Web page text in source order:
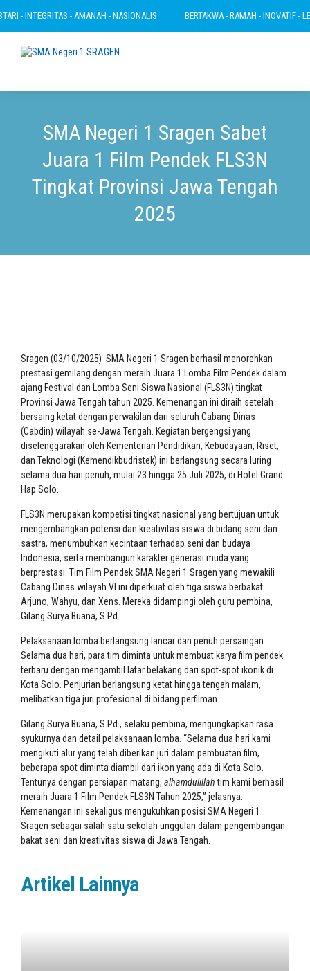
- INTEGRITAS - AMANAH - NASIONALIS BERTAKWA - RAMAH - INOVATIF -
SMA Negeri 1 Sragen Sabet
Juara 1 Film Pendek FLS3N
Tingkat Provinsi Jawa Tengah
2025
Sragen (03/10/2025) SMA Negeri 1 Sragen berhasil menorehkan
prestasi gemilang dengan meraih Juara 1 Lomba Film Pendek dalam
ajang Festival dan Lomba Seni Siswa Nasional (FLS3N) tingkat
Provinsi Jawa Tengah tahun 2025. Kemenangan ini diraih setelah
bersaing ketat dengan perwakilan dari seluruh Cabang Dinas
(Cabdin) wilayah se-Jawa Tengah. Kegiatan bergengsi yang
diselenggarakan oleh Kementerian Pendidikan, Kebudayaan, Riset,
dan Teknologi (Kemendikbudristek) ini berlangsung secara luring
selama dua hari penuh, mulai 23 hingga 25 Juli 2025, di Hotel Grand
Hap Solo.
FLS3N merupakan kompetisi tingkat nasional yang bertujuan untuk
mengembangkan potensi dan kreativitas siswa di bidang seni dan
sastra, menumbuhkan kecintaan terhadap seni dan budaya
Indonesia, serta membangun karakter generasi muda yang
berprestasi. Tim Film Pendek SMA Negeri 1 Sragen yang mewakili
Cabang Dinas wilayah VI ini diperkuat oleh tiga siswa berbakat:
Arjuno, Wahyu, dan Xens. Mereka didampingi oleh guru pembina,
Gilang Surya Buana, S.Pd.
Pelaksanaan lomba berlangsung lancar dan penuh persaingan.
Selama dua hari, para tim diminta untuk membuat karya film pendek
terbaru dengan mengambil latar belakang dari spot-spot ikonik di
Kota Solo. Penjurian berlangsung ketat hingga tengah malam,
melibatkan tiga juri profesional di bidang perfilman.
Gilang Surya Buana, S.Pd., selaku pembina, mengungkapkan rasa
syukurnya dan detail pelaksanaan lomba. “Selama dua hari kami
mengikuti alur yang telah diberikan juri dalam pembuatan film,
beberapa spot diminta diambil dari ikon yang ada di Kota Solo.
Tentunya dengan persiapan matang, alhamdulillahtim kami berhasil
meraih Juara 1 Film Pendek FLS3N Tahun 2025,” jelasnya.
Kemenangan ini sekaligus mengukuhkan posisi SMA Negeri 1
Sragen sebagai salah satu sekolah unggulan dalam pengembangan
bakat seni dan kreativitas siswa di Jawa Tengah.
Artikel Lainnya